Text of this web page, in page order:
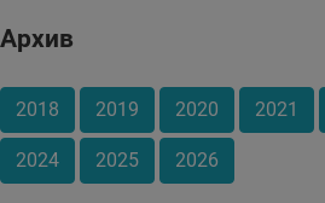
Архив
2018 2019 2020 2021
2024 2025 2026